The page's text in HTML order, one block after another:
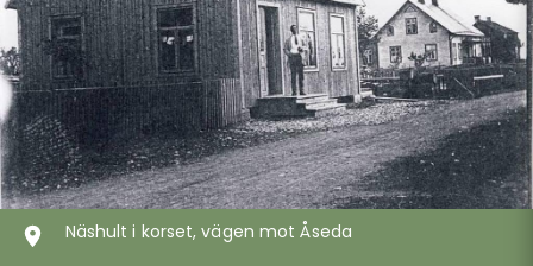
Näshult i korset, vägen mot Åseda